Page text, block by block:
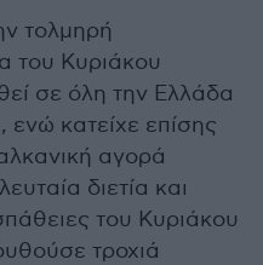
τολμηρή
του Κυριάκου
σε όλη την Ελλάδα
κατείχε επίσης
αγορά
διετία και
του Κυριάκου
τροχιά